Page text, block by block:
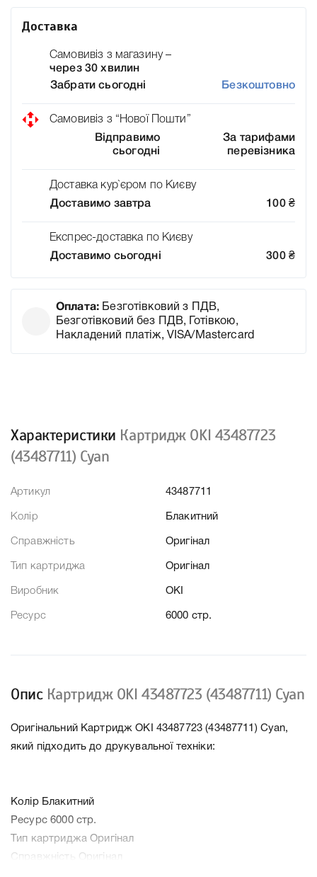
Доставка
Самовивіз з магазину –
через 30 хвилин
Забрати сьогодні
Безкоштовно
Самовивіз з “Нової Пошти”
Відправимо
сьогодні
За тарифами
перевізника
Доставка кур`єром по Києву
Доставимо завтра
100 ₴
Експрес-доставка по Києву
Доставимо сьогодні
300 ₴
Оплата: Безготівковий з ПДВ,
Безготівковий без ПДВ, Готівкою,
Накладений платіж, VISA/Mastercard
Характеристики Картридж OKI 43487723
(43487711) Cyan
Артикул 43487711
Колір Блакитний
Справжність Оригінал
Тип картриджа Оригінал
Виробник OKI
Ресурс 6000 стр.
Опис Картридж OKI 43487723 (43487711) Cyan
Оригінальний Картридж OKI 43487723 (43487711) Cyan,
який підходить до друкувальної техніки:
Колір Блакитний
Ресурс 6000 стр.
Тип картриджа Оригінал
Справжність Оригінал